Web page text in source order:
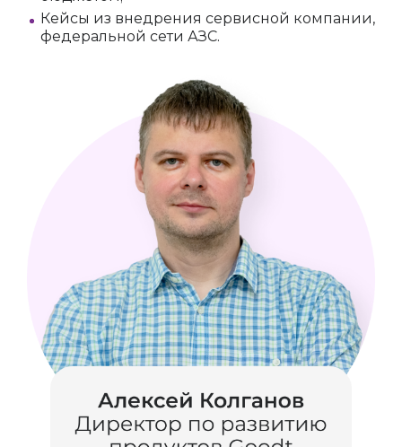
Кейсы из внедрения сервисной компании,
федеральной сети АЗС.